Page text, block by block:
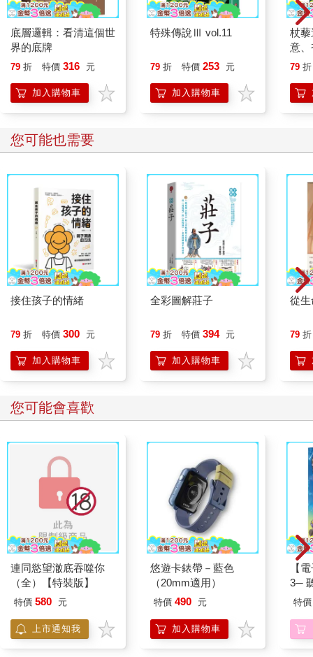
底層邏輯：看清這個世
界的底牌
79 折 特價 316 元
加入購物車
特殊傳說Ⅲ vol.11
79 折 特價 253 元
加入購物車
杖
意
恭
79 折
您可能也需要
接住孩子的情緒
79 折 特價 300 元
加入購物車
全彩圖解莊子
79 折 特價 394 元
加入購物車
從
79 折
您可能會喜歡
連同慾望澈底吞噬你
（全）【特裝版】
特價 580 元
上市通知我
悠遊卡錶帶－藍色
（20mm適用）
特價 490 元
加入購物車
【
3─
現
特價